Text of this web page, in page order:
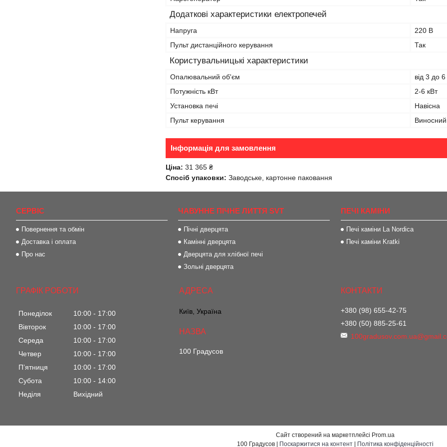
Додаткові характеристики електропечей
Напруга
220 В
Пульт дистанційного керування
Так
Користувальницькі характеристики
Опалювальний об'єм
від 3 до
Потужність кВт
2-6 кВт
Установка печі
Навісна
Пульт керування
Виносний
Інформація для замовлення
Ціна: 31 365 ₴
Спосіб упаковки: Заводське, картонне паковання
СЕРВІС
Повернення та обмін
Доставка і оплата
Про нас
ЧАВУННЕ ПІЧНЕ ЛИТТЯ SVT
Пічні дверцята
Камінні дверцята
Дверцята для хлібної печі
Зольні дверцята
ПЕЧІ КАМІНИ
Печі каміни La Nordica
Печі каміни Kratki
ГРАФІК РОБОТИ
Понеділок 10:00
17:00
Вівторок
10:00
17:00
Середа
10:00
17:00
Четвер
10:00
17:00
Пʼятниця
10:00
17:00
Субота
10:00
14:00
Неділя
Вихідний
Київ, Україна
100 Градусов
+380 (98) 655-42-75
+380 (50) 885-25-61
Сайт створений на маркетплейсі Prom.ua
Поскаржитися на контент Політика конфіденційності